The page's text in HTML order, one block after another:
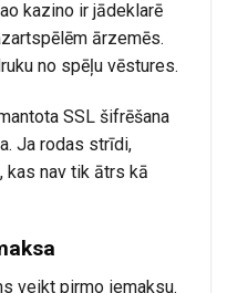
kazino ir jādeklarē
ārzemēs.
no spēļu vēstures.
SSL šifrēšana
Ja rodas strīdi,
kas nav tik ātrs kā
veikt pirmo iemaksu.